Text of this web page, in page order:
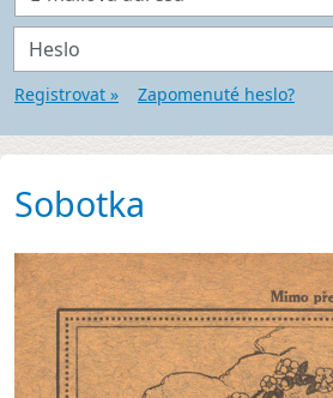
Heslo
Registrovat » Zapomenuté heslo?
Sobotka